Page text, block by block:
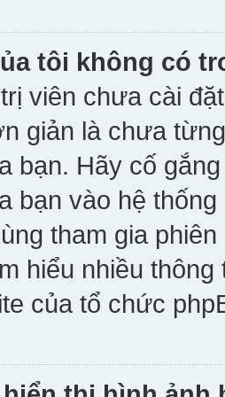
tôi không có
viên chưa cài
giản là chưa
bạn. Hãy cố
bạn vào hệ
tham gia
hiểu nhiều
của tổ chức